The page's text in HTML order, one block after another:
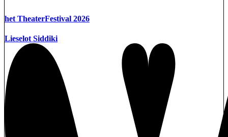
het TheaterFestival 2026
Lieselot Siddiki